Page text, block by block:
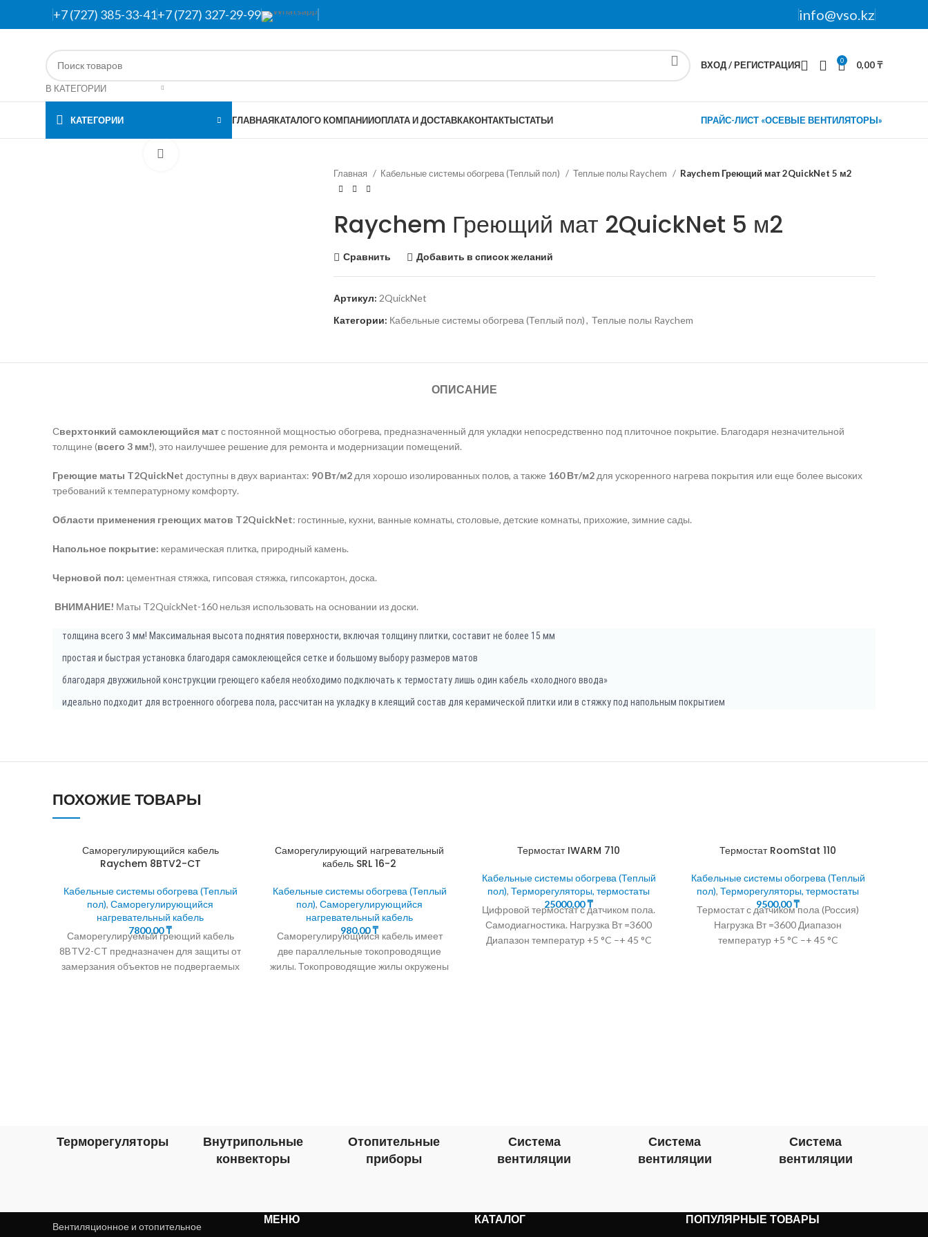
+7 (727) 385-33-41+7 (727) 327-29-99 info@vso.kz
В КАТЕГОРИИ
ВХОД / РЕГИСТРАЦИЯ 0 0,00₸
КАТЕГОРИИ ГЛАВНАЯКАТАЛОГО КОМПАНИИОПЛАТА И ДОСТАВКАКОНТАКТЫСТАТЬИ ПРАЙС-ЛИСТ «ОСЕВЫЕ ВЕНТИЛЯТОРЫ»
Главная
Кабельные системы обогрева (Теплый пол) Теплые полы Raychem Raychem Греющий мат 2QuickNet 5 м2
Raychem Греющий мат 2QuickNet 5 м2
Сравнить Добавить в список желаний
Артикул: 2QuickNet
Категории: Кабельные системы обогрева (Теплый пол), Теплые полы Raychem
ОПИСАНИЕ
Сверхтонкий самоклеющийся матс постоянной мощностью обогрева, предназначенный для укладки непосредственно под плиточное покрытие. Благодаря незначительной
толщине (всего 3 мм!), это наилучшее решение для ремонта и модернизации помещений.
Греющие маты T2QuickNet доступны в двух вариантах: 90 Вт/м2 для хорошо изолированных полов, а также 160 Вт/м2 для ускоренного нагрева покрытия или еще более высоких
требований к температурному комфорту.
Области применения греющих матов T2QuickNet: гостинные, кухни, ванные комнаты, столовые, детские комнаты, прихожие, зимние сады.
Напольное покрытие: керамическая плитка, природный камень.
Черновой пол: цементная стяжка, гипсовая стяжка, гипсокартон, доска.
ВНИМАНИЕ! Маты T2QuickNet-160 нельзя использовать на основании из доски.
толщина всего 3 мм! Максимальная высота поднятия поверхности, включая толщину плитки, составит не более 15 мм
простая и быстрая установка благодаря самоклеющейся сетке и большому выбору размеров матов
благодаря двухжильной конструкции греющего кабеля необходимо подключать к термостату лишь один кабель «холодного ввода»
идеально подходит для встроенного обогрева пола, рассчитан на укладку в клеящий состав для керамической плитки или в стяжку под напольным покрытием
ПОХОЖИЕ ТОВАРЫ
Саморегулирующийся кабель
Raychem 8BTV2-CT
Кабельные системы обогрева (Теплый
пол), Саморегулирующийся
нагревательный кабель
7800,00₸
Саморегулируемый греющий кабель
8BTV2-CT предназначен для защиты от
замерзания объектов не подвергаемых
Саморегулирующий нагревательный
кабель SRL 16-2
Кабельные системы обогрева (Теплый
пол), Саморегулирующийся
нагревательный кабель
980,00₸
Саморегулирующийся кабель имеет
две параллельные токопроводящие
жилы. Токопроводящие жилы окружены
Термостат IWARM 710
Кабельные системы обогрева (Теплый
пол), Терморегуляторы, термостаты
25000,00₸
Цифровой термостат с датчиком пола.
Самодиагностика. Нагрузка Вт =3600
Диапазон температур +5 °C –+ 45 °C
Термостат RoomStat 110
Кабельные системы обогрева (Теплый
пол), Терморегуляторы, термостаты
9500,00₸
Термостат с датчиком пола (Россия)
Нагрузка Вт =3600 Диапазон
температур +5 °C –+ 45 °C
Терморегуляторы
Внутрипольные
конвекторы
Отопительные
приборы
Система
вентиляции
Система
вентиляции
Система
вентиляции
Вентиляционное и отопительное
МЕНЮ КАТАЛОГ ПОПУЛЯРНЫЕ ТОВАРЫ